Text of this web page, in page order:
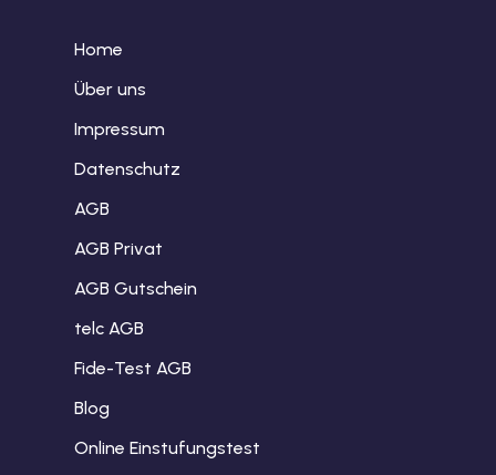
Home
Über uns
Impressum
Datenschutz
AGB
AGB Privat
AGB Gutschein
telc AGB
Fide-Test AGB
Blog
Online Einstufungstest